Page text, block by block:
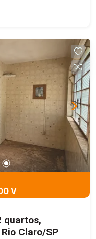
V
quartos,
Claro/SP